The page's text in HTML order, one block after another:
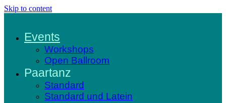
Skip to content
Events
Workshops
Open Ballroom
Paartanz
Standard
Standard und Latein